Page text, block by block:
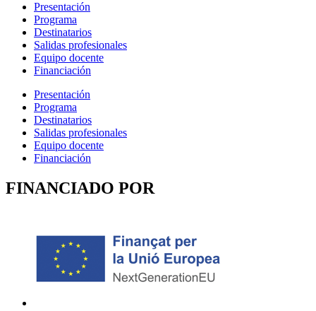
Presentación
Programa
Destinatarios
Salidas profesionales
Equipo docente
Financiación
Presentación
Programa
Destinatarios
Salidas profesionales
Equipo docente
Financiación
FINANCIADO POR